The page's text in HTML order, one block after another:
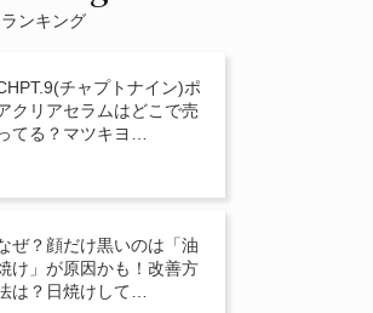
ランキング
チャプトナイン)ポ
クリアセラムはどこで売
てる？マツキヨ…
ぜ？顔だけ黒いのは「油
け」が原因かも！改善方
は？日焼けして…